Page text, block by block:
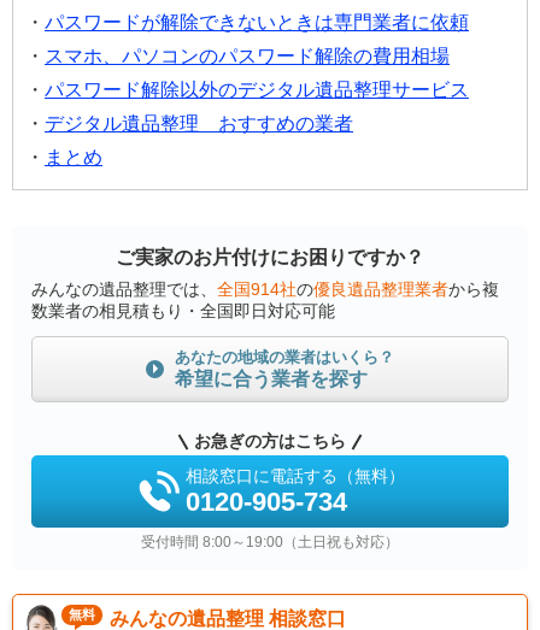
パスワードが解除できないときは専門業者に依頼
スマホ、パソコンのパスワード解除の費用相場
パスワード解除以外のデジタル遺品整理サービス
デジタル遺品整理 おすすめの業者
まとめ
ご実家のお片付けにお困りですか？
みんなの遺品整理では、 全国914社の優良遺品整理業者から複
数業者の相見積もり・全国即日対応可能
あなたの地域の業者はいくら？
希望に合う業者を探す
お急ぎの方はこちら
相談窓口に電話する（無料）
0120-905-734
受付時間 8:00～19:00（土日祝も対応）
無料 みんなの遺品整理 相談窓口